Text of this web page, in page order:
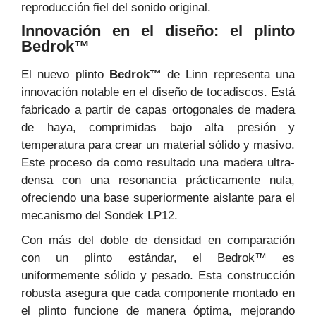
reproducción fiel del sonido original.
Innovación en el diseño: el plinto
Bedrok™
El nuevo plinto Bedrok™ de Linn representa una
innovación notable en el diseño de tocadiscos. Está
fabricado a partir de capas ortogonales de madera
de haya, comprimidas bajo alta presión y
temperatura para crear un material sólido y masivo.
Este proceso da como resultado una madera ultra-
densa con una resonancia prácticamente nula,
ofreciendo una base superiormente aislante para el
mecanismo del Sondek LP12.
Con más del doble de densidad en comparación
con un plinto estándar, el Bedrok™ es
uniformemente sólido y pesado. Esta construcción
robusta asegura que cada componente montado en
el plinto funcione de manera óptima, mejorando